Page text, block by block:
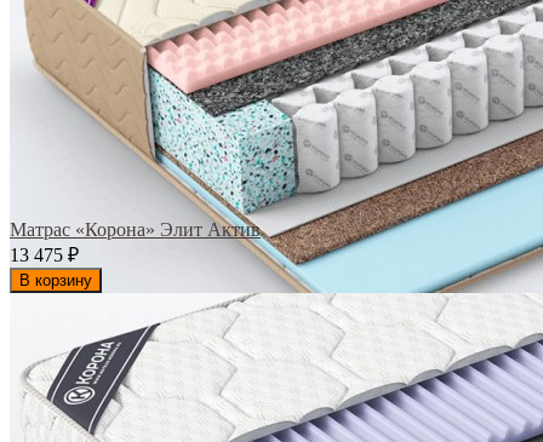
Матрас «Корона» Элит Актив
13 475 ₽
В корзину